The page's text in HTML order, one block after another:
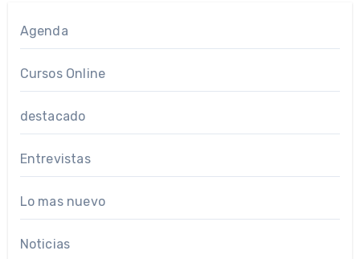
Agenda
Cursos Online
destacado
Entrevistas
Lo mas nuevo
Noticias